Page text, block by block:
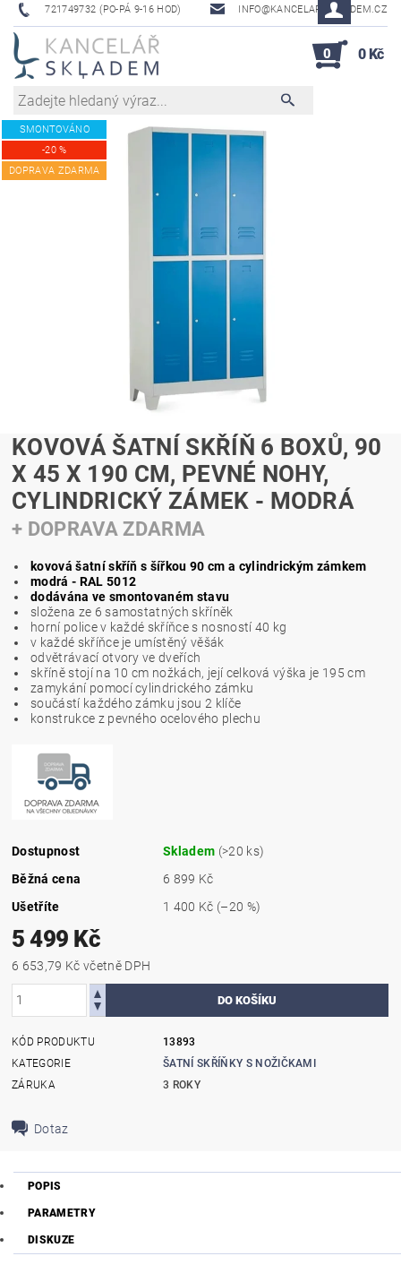
721749732 (PO-PÁ 9-16 HOD) INFO@KANCELAR-SKLADEM.CZ
0 0 Kč
SMONTOVÁNO
-20 %
DOPRAVA ZDARMA
KOVOVÁ ŠATNÍ SKŘÍŇ 6 BOXŮ, 90
X 45 X 190 CM, PEVNÉ NOHY,
CYLINDRICKÝ ZÁMEK - MODRÁ
+ DOPRAVA ZDARMA
kovová šatní skříň s šířkou 90 cm a cylindrickým zámkem
modrá - RAL 5012
dodávána ve smontovaném stavu
složena ze 6 samostatných skříněk
horní police v každé skříňce s nosností 40 kg
v každé skříňce je umístěný věšák
odvětrávací otvory ve dveřích
skříně stojí na 10 cm nožkách, její celková výška je 195 cm
zamykání pomocí cylindrického zámku
součástí každého zámku jsou 2 klíče
konstrukce z pevného ocelového plechu
Dostupnost Skladem (>20 ks)
Běžná cena
6 899 Kč
Ušetříte
1 400 Kč (–20 %)
5 499 Kč
6 653,79 Kč včetně DPH
KÓD PRODUKTU
13893
KATEGORIE
ŠATNÍ SKŘÍŇKY S NOŽIČKAMI
ZÁRUKA
3 ROKY
Dotaz
POPIS
PARAMETRY
DISKUZE